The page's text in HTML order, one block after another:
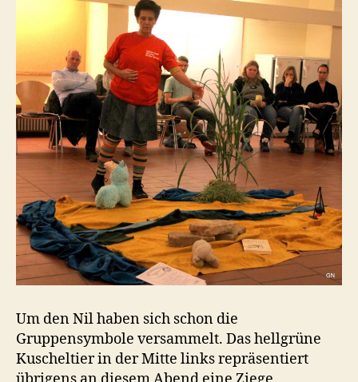
Um den Nil haben sich schon die
Gruppensymbole versammelt. Das hellgrüne
Kuscheltier in der Mitte links repräsentiert